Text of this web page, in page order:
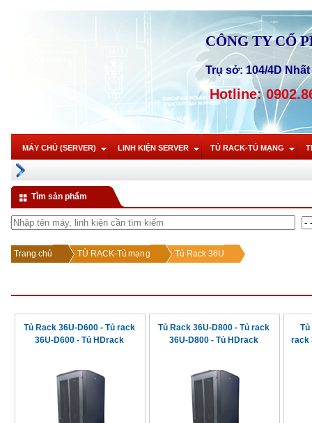
CÔNG TY CỔ
Trụ sở: 104/4D
Hotline:
MÁY CHỦ (SERVER) LINH KIỆN SERVER TỦ RACK-TỦ MẠNG
Tìm sản phẩm
Trang chủ TỦ RACK-Tủ mạng Tủ Rack 36U
Tủ Rack 36U-D600 - Tủ rack
36U-D600 - Tủ HDrack
Tủ Rack 36U-D800 - Tủ rack
36U-D800 - Tủ HDrack
rack